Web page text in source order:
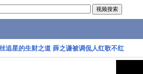
追星的生财之道 薛之谦被调侃人红歌不红